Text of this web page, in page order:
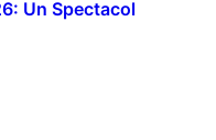
Un Spectacol